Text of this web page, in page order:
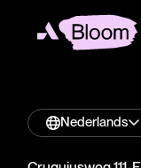
Nederlands